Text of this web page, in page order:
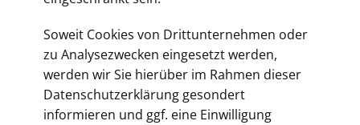
Soweit Cookies von Drittunternehmen oder
zu Analysezwecken eingesetzt werden,
werden wir Sie hierüber im Rahmen dieser
Datenschutzerklärung gesondert
informieren und ggf. eine Einwilligung